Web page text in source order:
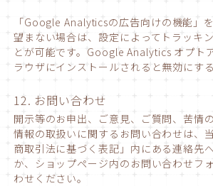
「Google Analyticsの広告向けの機能」
望まない場合は、設定によってトラッキ
とが可能です。Google Analytics オプト
ラウザにインストールされると無効にす
12. お問い合わせ
開示等のお申出、ご意見、ご質問、苦情
情報の取扱いに関するお問い合わせは、
商取引法に基づく表記」内にある連絡先
か、ショップページ内のお問い合わせフ
わせください。